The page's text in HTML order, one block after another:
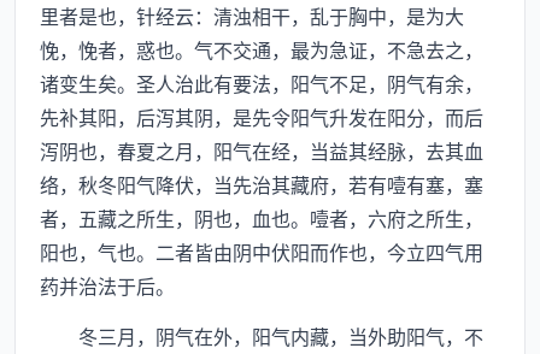
里者是也，针经云：清浊相干，乱于胸中，是为大
悗，悗者，惑也。气不交通，最为急证，不急去之，
诸变生矣。圣人治此有要法，阳气不足，阴气有余，
先补其阳，后泻其阴，是先令阳气升发在阳分，而后
泻阴也，春夏之月，阳气在经，当益其经脉，去其血
络，秋冬阳气降伏，当先治其藏府，若有噎有塞，塞
者，五藏之所生，阴也，血也。噎者，六府之所生，
阳也，气也。二者皆由阴中伏阳而作也，今立四气用
药并治法于后。
冬三月，阴气在外，阳气内藏，当外助阳气，不